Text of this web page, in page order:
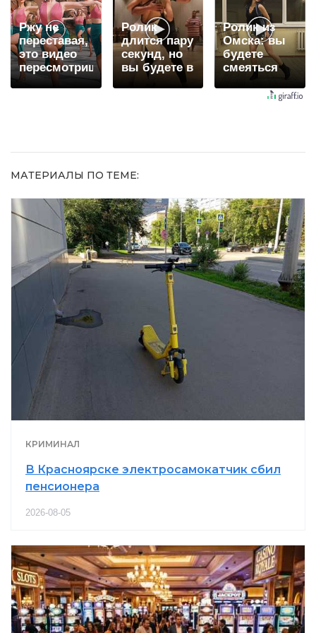
Ржу не
переставая,
это видео
пересмотришь
не раз
Ролик
длится пару
секунд, но
вы будете в
шоке от
Ролик из
Омска: вы
будете
смеяться
МАТЕРИАЛЫ ПО ТЕМЕ:
КРИМИНАЛ
В Красноярске электросамокатчик сбил
пенсионера
2026-08-05